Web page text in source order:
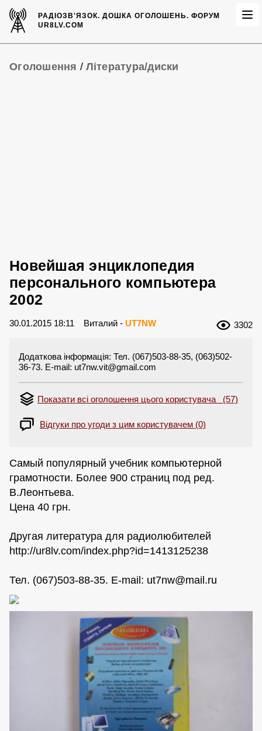
РАДІОЗВ'ЯЗОК.ДОШКА ОГОЛОШЕНЬ. ФОРУМ
UR8LV.COM
Оголошення / Література/диски
Новейшая энциклопедия
персонального компьютера
2002
30.01.2015 18:11 Виталий - UT7NW 3302
Додаткова інформація: Тел. (067)503-88-35, (063)502-
36-73. E-mail: ut7nw.vit@gmail.com
Показати всі оголошення цього користувача (57)
Відгуки про угоди з цим користувачем (0)
Самый популярный учебник компьютерной
грамотности. Более 900 страниц под ред.
В.Леонтьева.
Цена 40 грн.
Другая литература для радиолюбителей
http://ur8lv.com/index.php?id=1413125238
Тел. (067)503-88-35. E-mail: ut7nw@mail.ru